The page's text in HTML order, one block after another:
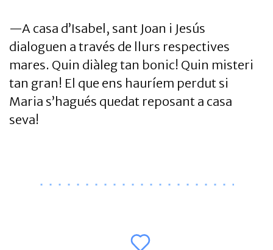
—A casa d’Isabel, sant Joan i Jesús
dialoguen a través de llurs respectives
mares. Quin diàleg tan bonic! Quin misteri
tan gran! El que ens hauríem perdut si
Maria s’hagués quedat reposant a casa
seva!